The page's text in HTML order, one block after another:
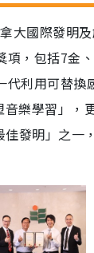
大國際發明及
項，包括7金
代利用可替換
樂學習」，
發明」之一